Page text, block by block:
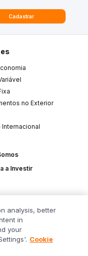
Cadastrar
no Exterior
Internacional
a Investir
analysis, better
in
your
Cookie